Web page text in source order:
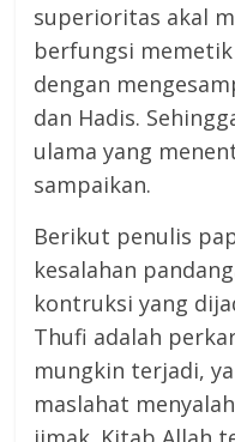
superioritas akal
berfungsi
dengan
dan Hadis.
ulama yang
sampaikan.
Berikut penulis
kesalahan
kontruksi yang
Thufi adalah
mungkin terjadi,
maslahat